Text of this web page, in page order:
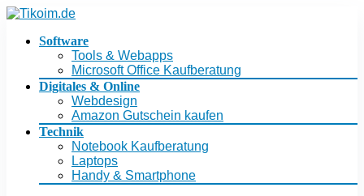
Software
Tools & Webapps
Microsoft Office Kaufberatung
Digitales & Online
Webdesign
Amazon Gutschein kaufen
Technik
Notebook Kaufberatung
Laptops
Handy & Smartphone